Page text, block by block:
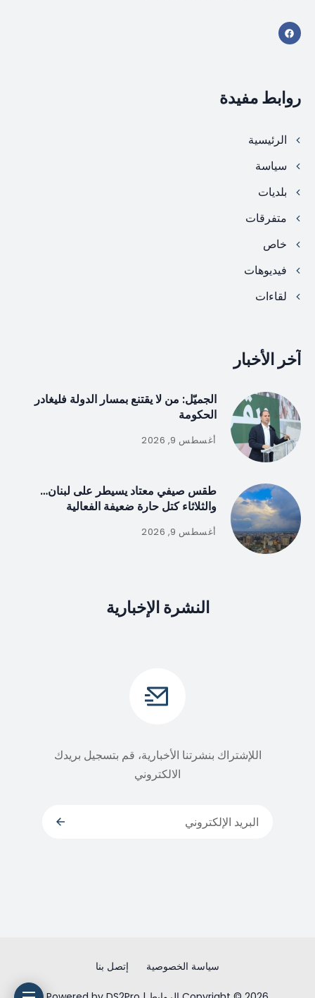
روابط مفيدة
الرئيسية
سياسة
بلديات
متفرقات
خاص
فيديوهات
لقاءات
آخر الأخبار
الجميّل: من لا يقتنع بمسار الدولة فليغادر
الحكومة
أغسطس 9, 2026
طقس صيفي معتاد يسيطر على لبنان…
والثلاثاء كتل حارة ضعيفة الفعالية
أغسطس 9, 2026
النشرة الإخبارية
اللإشتراك بنشرتنا الأخبارية، قم بتسجيل بريدك
الالكتروني
سياسة الخصوصية إتصل بنا